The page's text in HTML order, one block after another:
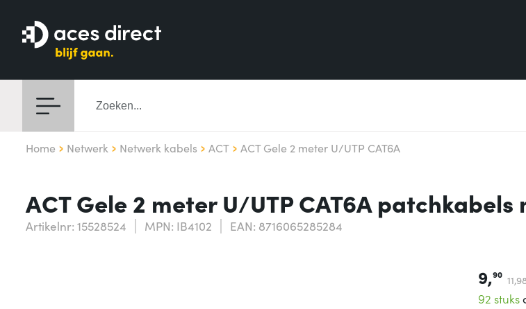
Home Netwerk Netwerk kabels ACT ACT Gele 2 meter U/UTP CAT6A
ACT Gele 2 meter U/UTP CAT6A patchkabels
Artikelnr: 15528524 MPN: IB4102 EAN: 8716065285284
9,90 11,
92 stuks